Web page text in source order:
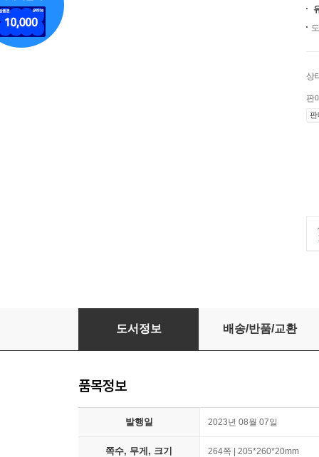
상
판
판
화이트라벨 서술형 문장완성북
도서정보 배송/반품/교환
품목정보
발행일 2023년 08월 07일
쪽수, 무게, 크기 264쪽 | 205*260*20mm